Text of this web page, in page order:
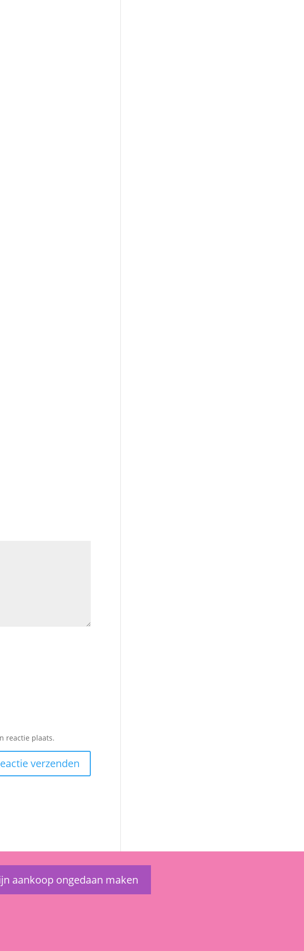
reactie plaats.
aankoop ongedaan maken